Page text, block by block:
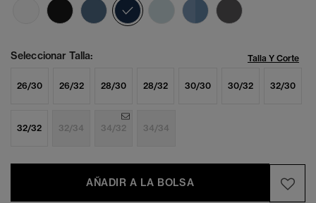
seleccionado
Seleccionar Talla: Talla Y Corte
26/30 26/32 28/30 28/32 30/30 30/32 32/30
32/32 32/34 34/32 34/34
AÑADIR A LA BOLSA